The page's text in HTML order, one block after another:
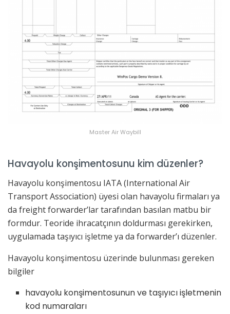
Master Air Waybill
Havayolu konşimentosunu kim düzenler?
Havayolu konşimentosu IATA (International Air
Transport Association) üyesi olan havayolu firmaları ya
da freight forwarder’lar tarafından basılan matbu bir
formdur. Teoride ihracatçının doldurması gerekirken,
uygulamada taşıyıcı işletme ya da forwarder’ı düzenler.
Havayolu konşimentosu üzerinde bulunması gereken
bilgiler
havayolu konşimentosunun ve taşıyıcı işletmenin
kod numaraları